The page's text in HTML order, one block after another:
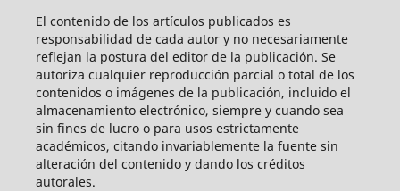
El contenido de los artículos publicados es
responsabilidad de cada autor y no necesariamente
reflejan la postura del editor de la publicación. Se
autoriza cualquier reproducción parcial o total de los
contenidos o imágenes de la publicación, incluido el
almacenamiento electrónico, siempre y cuando sea
sin fines de lucro o para usos estrictamente
académicos, citando invariablemente la fuente sin
alteración del contenido y dando los créditos
autorales.